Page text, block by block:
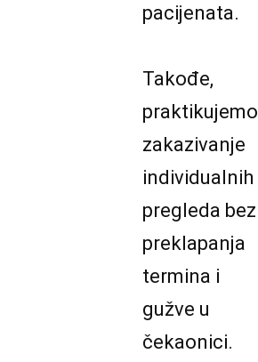
pacijenata.
Takođe,
praktikujemo
zakazivanje
individualnih
pregleda bez
preklapanja
termina i
gužve u
čekaonici.